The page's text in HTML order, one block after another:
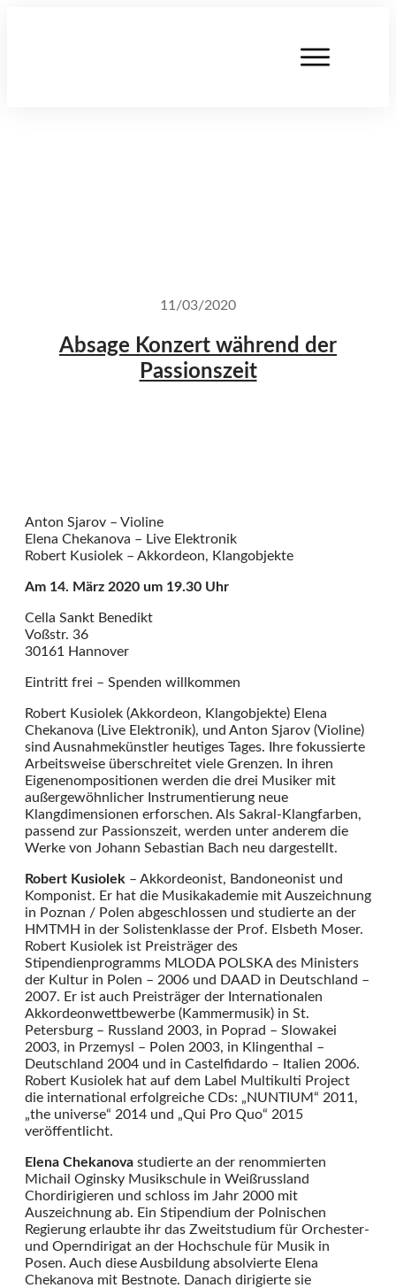
11/03/2020
Absage Konzert während der
Passionszeit
Anton Sjarov – Violine
Elena Chekanova – Live Elektronik
Robert Kusiolek – Akkordeon, Klangobjekte
Am 14. März 2020 um 19.30 Uhr
Cella Sankt Benedikt
Voßstr. 36
30161 Hannover
Eintritt frei – Spenden willkommen
Robert Kusiolek (Akkordeon, Klangobjekte) Elena
Chekanova (Live Elektronik), und Anton Sjarov (Violine)
sind Ausnahmekünstler heutiges Tages. Ihre fokussierte
Arbeitsweise überschreitet viele Grenzen. In ihren
Eigenenompositionen werden die drei Musiker mit
außergewöhnlicher Instrumentierung neue
Klangdimensionen erforschen. Als Sakral-Klangfarben,
passend zur Passionszeit, werden unter anderem die
Werke von Johann Sebastian Bach neu dargestellt.
Robert Kusiolek – Akkordeonist, Bandoneonist und
Komponist. Er hat die Musikakademie mit Auszeichnung
in Poznan / Polen abgeschlossen und studierte an der
HMTMH in der Solistenklasse der Prof. Elsbeth Moser.
Robert Kusiolek ist Preisträger des
Stipendienprogramms MLODA POLSKA des Ministers
der Kultur in Polen – 2006 und DAAD in Deutschland –
2007. Er ist auch Preisträger der Internationalen
Akkordeonwettbewerbe (Kammermusik) in St.
Petersburg – Russland 2003, in Poprad – Slowakei
2003, in Przemysl – Polen 2003, in Klingenthal –
Deutschland 2004 und in Castelfidardo – Italien 2006.
Robert Kusiolek hat auf dem Label Multikulti Project
die international erfolgreiche CDs: „NUNTIUM“ 2011,
„the universe“ 2014 und „Qui Pro Quo“ 2015
veröffentlicht.
Elena Chekanova studierte an der renommierten
Michail Oginsky Musikschule in Weißrussland
Chordirigieren und schloss im Jahr 2000 mit
Auszeichnung ab. Ein Stipendium der Polnischen
Regierung erlaubte ihr das Zweitstudium für Orchester-
und Operndirigat an der Hochschule für Musik in
Posen. Auch diese Ausbildung absolvierte Elena
Chekanova mit Bestnote. Danach dirigierte sie